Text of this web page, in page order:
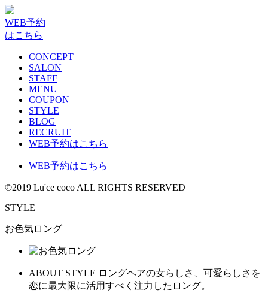
WEB予約
はこちら
CONCEPT
SALON
STAFF
MENU
COUPON
STYLE
BLOG
RECRUIT
WEB予約はこちら
WEB予約はこちら
©2019 Lu'ce coco ALL RIGHTS RESERVED
STYLE
お色気ロング
ABOUT STYLE ロングヘアの女らしさ、可愛らしさを
恋に最大限に活用すべく注力したロング。